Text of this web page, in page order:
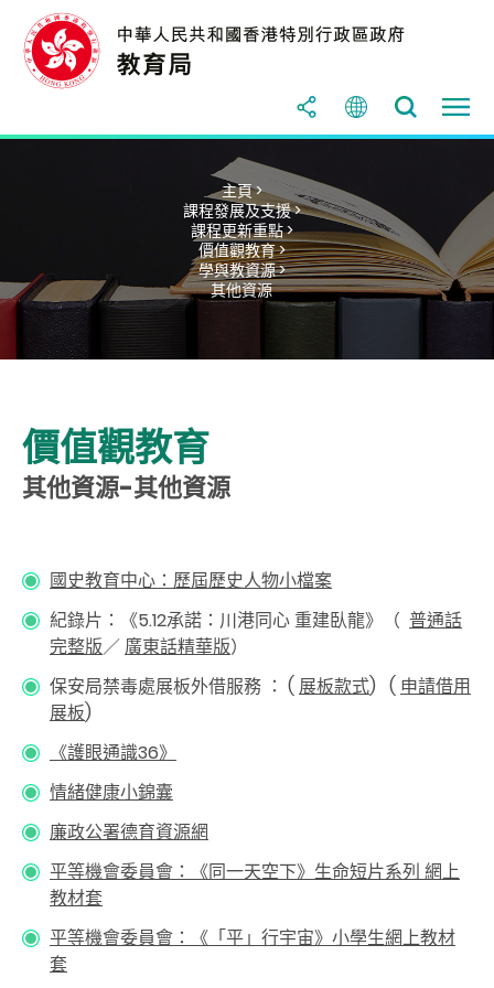
主頁 >
課程發展及支援 >
課程更新重點 >
價值觀教育 >
學與教資源 >
其他資源
價值觀教育
其他資源-其他資源
國史教育中心：歷屆歷史人物小檔案
紀錄片：《5.12承諾：川港同心 重建臥龍》（ 普通話
完整版／廣東話精華版）
保安局禁毒處展板外借服務 ： ( 展板款式) ( 申請借用
展板)
《護眼通識36》
情緒健康小錦囊
廉政公署德育資源網
平等機會委員會：《同一天空下》生命短片系列 網上
教材套
平等機會委員會：《「平」行宇宙》小學生網上教材
套